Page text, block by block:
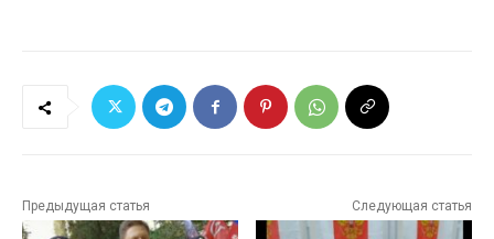
Предыдущая статья Следующая статья